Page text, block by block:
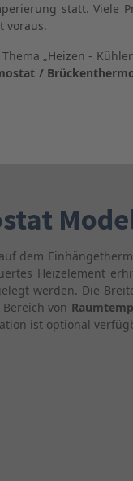
statt. Viele
voraus.
„Heizen -
/
dem
Heizelement
werden. Die
von
ist optional